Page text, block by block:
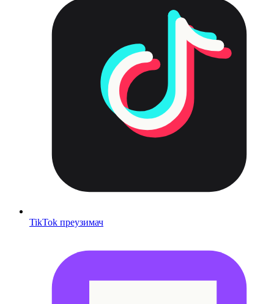
TikTok преузимач